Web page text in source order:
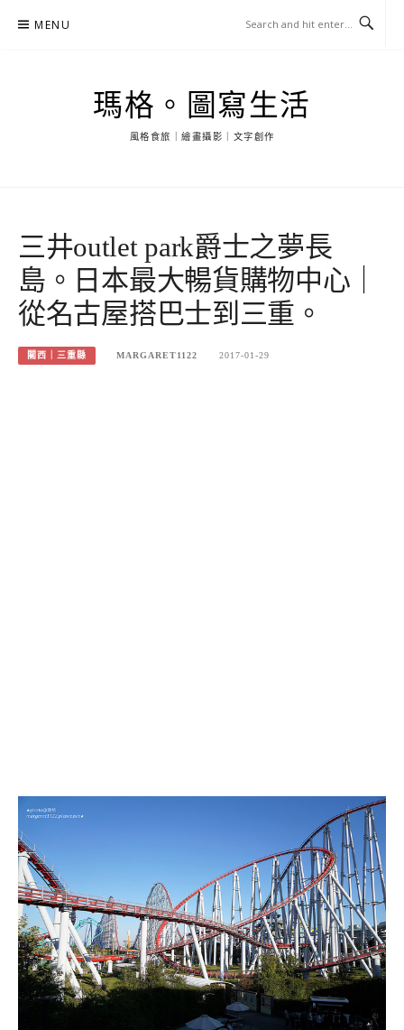
MENU
瑪格。圖寫生活
風格食旅｜繪畫攝影｜文字創作
三井outlet park爵士之夢長
島。日本最大暢貨購物中心｜
從名古屋搭巴士到三重。
關西｜三重縣 MARGARET1122 2017-01-29